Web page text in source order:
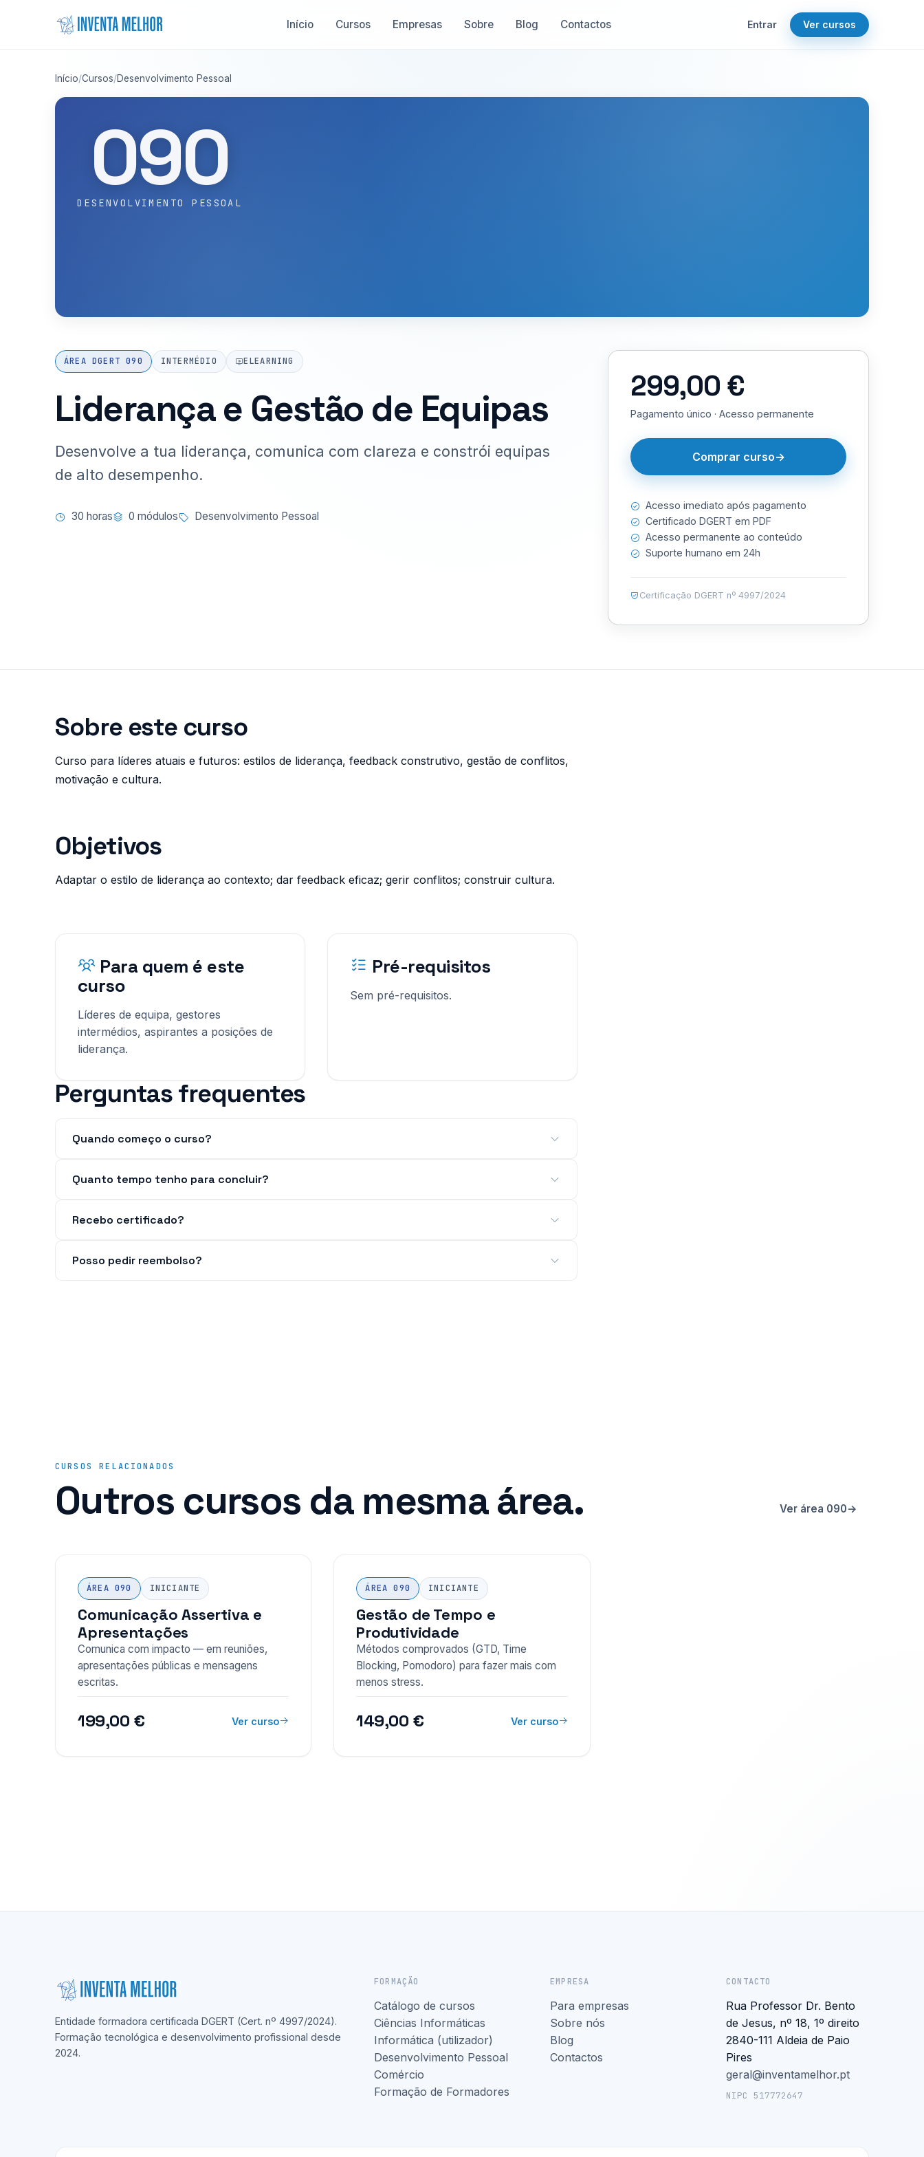
Saltar para o conteúdo Início Cursos Empresas Sobre Blog Contactos Entrar Ver cursos
Início/Cursos/Desenvolvimento Pessoal
090
DESENVOLVIMENTO PESSOAL
ÁREA DGERT 090 INTERMÉDIO ELEARNING
Liderança e Gestão de Equipas
Desenvolve a tua liderança, comunica com clareza e constrói equipas
de alto desempenho.
30 horas 0 módulos Desenvolvimento Pessoal
299,00 €
Pagamento único · Acesso permanente
Comprar curso
Acesso imediato após pagamento
Certificado DGERT em PDF
Acesso permanente ao conteúdo
Suporte humano em 24h
Certificação DGERT nº 4997/2024
Sobre este curso
Curso para líderes atuais e futuros: estilos de liderança, feedback construtivo, gestão de conflitos,
motivação e cultura.
Objetivos
Adaptar o estilo de liderança ao contexto; dar feedback eficaz; gerir conflitos; construir cultura.
Para quem é este
curso
Líderes de equipa, gestores
intermédios, aspirantes a posições de
liderança.
Pré-requisitos
Sem pré-requisitos.
Perguntas frequentes
Quando começo o curso?
Quanto tempo tenho para concluir?
Recebo certificado?
Posso pedir reembolso?
CURSOS RELACIONADOS
Outros cursos da mesma área. Ver área 090
ÁREA 090 INICIANTE
Comunicação Assertiva e
Apresentações
Comunica com impacto — em reuniões,
apresentações públicas e mensagens
escritas.
199,00 € Ver curso
ÁREA 090 INICIANTE
Gestão de Tempo e
Produtividade
Métodos comprovados (GTD, Time
Blocking, Pomodoro) para fazer mais com
menos stress.
149,00 € Ver curso
Entidade formadora certificada DGERT (Cert. nº 4997/2024).
Formação tecnológica e desenvolvimento profissional desde
2024.
FORMAÇÃO
Catálogo de cursos
Ciências Informáticas
Informática (utilizador)
Desenvolvimento Pessoal
Comércio
Formação de Formadores
EMPRESA
Para empresas
Sobre nós
Blog
Contactos
CONTACTO
Rua Professor Dr. Bento
de Jesus, nº 18, 1º direito
2840-111 Aldeia de Paio
Pires
geral@inventamelhor.pt
NIPC 517772647